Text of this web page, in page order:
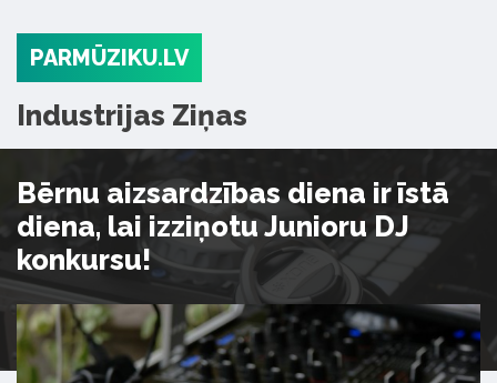
PARMŪZIKU.LV
Industrijas Ziņas
Bērnu aizsardzības diena ir īstā
diena, lai izziņotu Junioru DJ
konkursu!